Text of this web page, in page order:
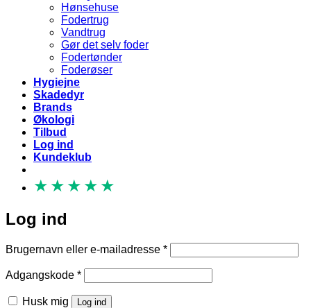
Hønsehuse
Fodertrug
Vandtrug
Gør det selv foder
Fodertønder
Foderøser
Hygiejne
Skadedyr
Brands
Økologi
Tilbud
Log ind
Kundeklub
★ ★ ★ ★ ★
Log ind
Brugernavn eller e-mailadresse *Påkrævet
Adgangskode *Påkrævet
Husk mig Log ind